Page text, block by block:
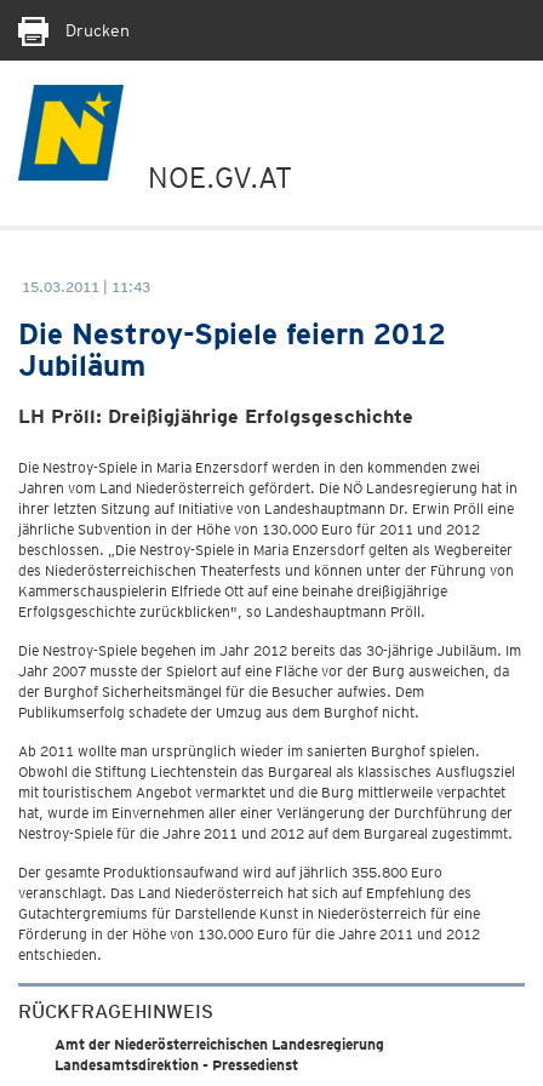
Drucken
NOE.GV.AT
15.03.2011 | 11:43
Die Nestroy-Spiele feiern 2012
Jubiläum
LH Pröll: Dreißigjährige Erfolgsgeschichte
Die Nestroy-Spiele in Maria Enzersdorf werden in den kommenden zwei
Jahren vom Land Niederösterreich gefördert. Die NÖ Landesregierung hat in
ihrer letzten Sitzung auf Initiative von Landeshauptmann Dr. Erwin Pröll eine
jährliche Subvention in der Höhe von 130.000 Euro für 2011 und 2012
beschlossen. „Die Nestroy-Spiele in Maria Enzersdorf gelten als Wegbereiter
des Niederösterreichischen Theaterfests und können unter der Führung von
Kammerschauspielerin Elfriede Ott auf eine beinahe dreißigjährige
Erfolgsgeschichte zurückblicken", so Landeshauptmann Pröll.
Die Nestroy-Spiele begehen im Jahr 2012 bereits das 30-jährige Jubiläum. Im
Jahr 2007 musste der Spielort auf eine Fläche vor der Burg ausweichen, da
der Burghof Sicherheitsmängel für die Besucher aufwies. Dem
Publikumserfolg schadete der Umzug aus dem Burghof nicht.
Ab 2011 wollte man ursprünglich wieder im sanierten Burghof spielen.
Obwohl die Stiftung Liechtenstein das Burgareal als klassisches Ausflugsziel
mit touristischem Angebot vermarktet und die Burg mittlerweile verpachtet
hat, wurde im Einvernehmen aller einer Verlängerung der Durchführung der
Nestroy-Spiele für die Jahre 2011 und 2012 auf dem Burgareal zugestimmt.
Der gesamte Produktionsaufwand wird auf jährlich 355.800 Euro
veranschlagt. Das Land Niederösterreich hat sich auf Empfehlung des
Gutachtergremiums für Darstellende Kunst in Niederösterreich für eine
Förderung in der Höhe von 130.000 Euro für die Jahre 2011 und 2012
entschieden.
RÜCKFRAGEHINWEIS
Amt der Niederösterreichischen Landesregierung
Landesamtsdirektion - Pressedienst